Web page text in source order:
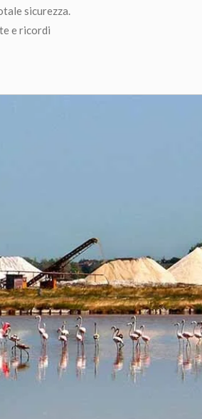
sicurezza.
e ricordi